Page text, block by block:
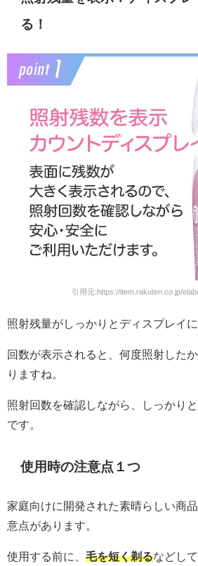
る！
引用元:https://item.rakuten.co.jp/
照射残量がしっかりとディスプレイに
回数が表示されると、何度照射した
りますね。
照射回数を確認しながら、しっかり
です。
使用時の注意点１つ
家庭向けに開発された素晴らしい商
意点があります。
使用する前に、 毛を短く剃るなどし